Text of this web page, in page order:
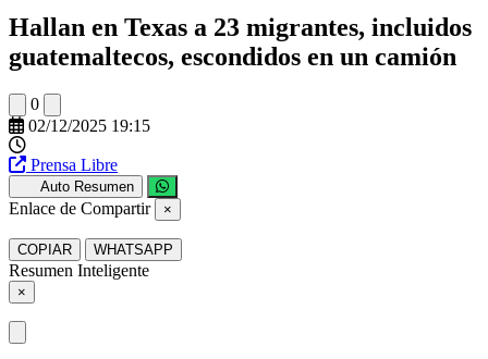
Hallan en Texas a 23 migrantes, incluidos
guatemaltecos, escondidos en un camión
0
02/12/2025 19:15
Prensa Libre
Auto Resumen
Enlace de Compartir ×
COPIAR WHATSAPP
Resumen Inteligente
×